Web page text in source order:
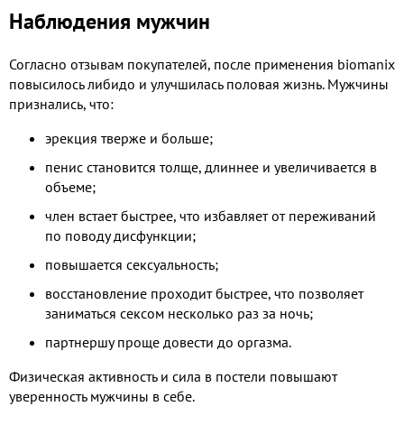
Наблюдения мужчин
Согласно отзывам покупателей, после применения biomanix
повысилось либидо и улучшилась половая жизнь. Мужчины
признались, что:
эрекция тверже и больше;
пенис становится толще, длиннее и увеличивается в
объеме;
член встает быстрее, что избавляет от переживаний
по поводу дисфункции;
повышается сексуальность;
восстановление проходит быстрее, что позволяет
заниматься сексом несколько раз за ночь;
партнершу проще довести до оргазма.
Физическая активность и сила в постели повышают
уверенность мужчины в себе.